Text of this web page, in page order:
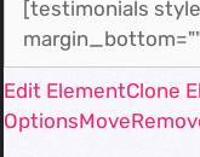
Edit ElementClone
OptionsMove